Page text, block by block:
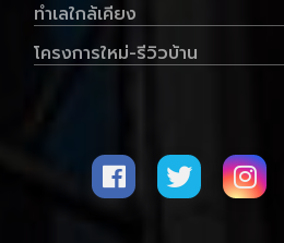
ทำเลใกล้เคียง
โครงการใหม่-รีวิวบ้าน